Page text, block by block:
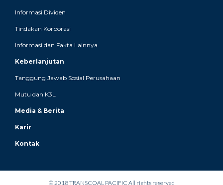
Informasi Dividen
Tindakan Korporasi
Informasi dan Fakta Lainnya
Keberlanjutan
Tanggung Jawab Sosial Perusahaan
Mutu dan K3L
Media & Berita
Karir
Kontak
© 2018 TRANSCOAL PACIFIC All rights reserved